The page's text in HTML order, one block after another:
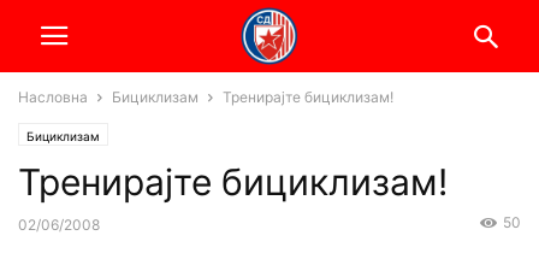
Насловна Бициклизам Тренирајте бициклизам!
Бициклизам
Тренирајте бициклизам!
02/06/2008 50